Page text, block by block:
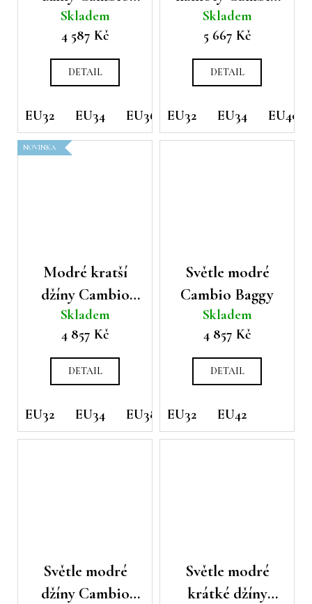
Tess
Skladem
4 587 Kč
DETAIL
EU32 EU34 EU36 EU40 EU42 EU44
Eleven
Skladem
5 667 Kč
DETAIL
EU32 EU34 EU40
NOVINKA
Modré kratší
džíny Cambio
Elia
Skladem
4 857 Kč
DETAIL
EU32 EU34 EU38 EU40 EU42
Světle modré
Cambio Baggy
Skladem
4 857 Kč
DETAIL
EU32 EU42
Světle modré
džíny Cambio
Světle modré
krátké džíny